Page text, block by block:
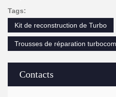
Contacts
Tags:
Kit de reconstruction de Turbo
Trousses de réparation